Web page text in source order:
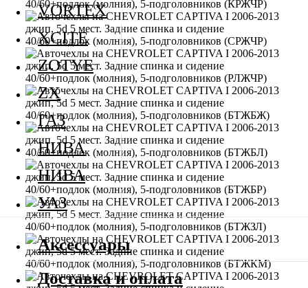
VORTEX
XCITE
ZOTYE
ZX
ГАЗ
НИВА
НИВА
УАЗ
Аксессуары
Доставка и оплата